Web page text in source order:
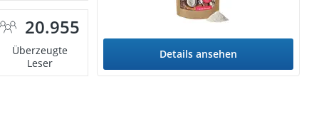
20.955
Überzeugte
Leser
Details ansehen